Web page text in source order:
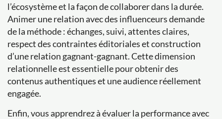
l’écosystème et la façon de collaborer dans la durée.
Animer une relation avec des influenceurs demande
de la méthode : échanges, suivi, attentes claires,
respect des contraintes éditoriales et construction
d’une relation gagnant-gagnant. Cette dimension
relationnelle est essentielle pour obtenir des
contenus authentiques et une audience réellement
engagée.
Enfin, vous apprendrez à évaluer la performance avec